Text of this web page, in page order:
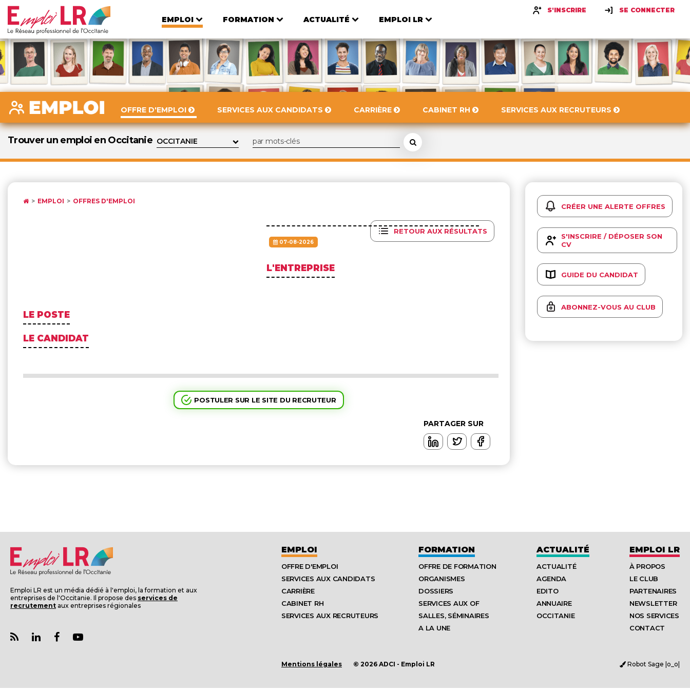
EMPLOI FORMATION ACTUALITÉ EMPLOI LR
S'INSCRIRE SE CONNECTER
OFFRE D'EMPLOI SERVICES AUX CANDIDATS CARRIÈRE CABINET RH SERVICES AUX RECRUTEURS
Trouver un emploi en Occitanie
EMPLOI OFFRES D'EMPLOI
RETOUR AUX RÉSULTATS
07-08-2026
L'ENTREPRISE
LE POSTE
LE CANDIDAT
POSTULER SUR LE SITE DU RECRUTEUR
PARTAGER SUR
CRÉER UNE ALERTE OFFRES
S'INSCRIRE / DÉPOSER SON
CV
GUIDE DU CANDIDAT
ABONNEZ-VOUS AU CLUB
Emploi LR est un média dédié à l'emploi, la formation et aux
entreprises de l'Occitanie. Il propose des services de
recrutement aux entreprises régionales
EMPLOI
OFFRE D'EMPLOI
SERVICES AUX CANDIDATS
CARRIÈRE
CABINET RH
SERVICES AUX RECRUTEURS
FORMATION
OFFRE DE FORMATION
ORGANISMES
DOSSIERS
SERVICES AUX OF
SALLES, SÉMINAIRES
A LA UNE
ACTUALITÉ
ACTUALITÉ
AGENDA
EDITO
ANNUAIRE
OCCITANIE
EMPLOI LR
À PROPOS
LE CLUB
PARTENAIRES
NEWSLETTER
NOS SERVICES
CONTACT
Mentions légales © 2026 ADCI - Emploi LR Robot Sage |o_o|